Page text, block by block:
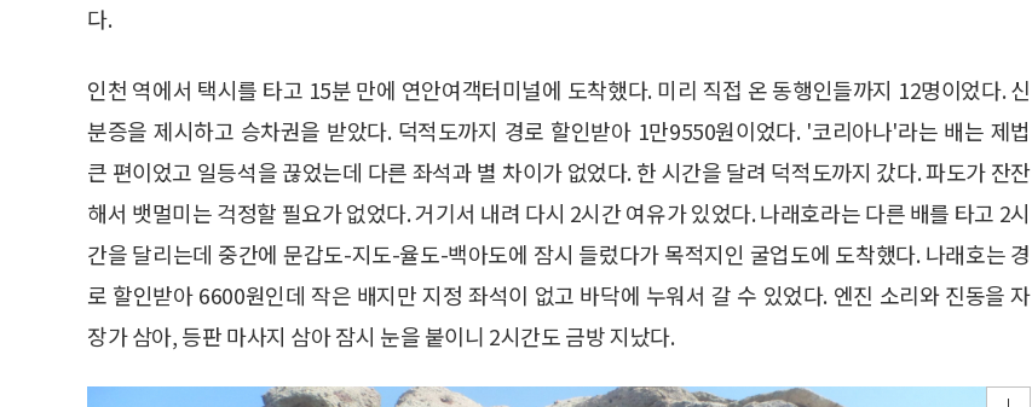
다.
인천 역에서 택시를 타고 15분 만에 연안여객터미널에 도착했다. 미리 직접 온 동행인들까지 12명이었다. 신
분증을 제시하고 승차권을 받았다. 덕적도까지 경로 할인받아 1만9550원이었다. '코리아나'라는 배는 제법
큰 편이었고 일등석을 끊었는데 다른 좌석과 별 차이가 없었다. 한 시간을 달려 덕적도까지 갔다. 파도가 잔잔
해서 뱃멀미는 걱정할 필요가 없었다. 거기서 내려 다시 2시간 여유가 있었다. 나래호라는 다른 배를 타고 2시
간을 달리는데 중간에 문갑도-지도-율도-백아도에 잠시 들렀다가 목적지인 굴업도에 도착했다. 나래호는 경
로 할인받아 6600원인데 작은 배지만 지정 좌석이 없고 바닥에 누워서 갈 수 있었다. 엔진 소리와 진동을 자
장가 삼아, 등판 마사지 삼아 잠시 눈을 붙이니 2시간도 금방 지났다.